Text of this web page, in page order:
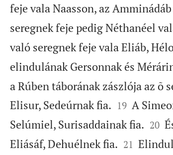
feje vala Naasson, az
seregnek feje pedig Néthanéel
való seregnek feje vala Eliáb,
elindulának Gersonnak és
a Rúben táborának zászlója az õ
Elisur, Sedeúrnak fia.
19 A
Selúmiel, Surisaddainak fia.
20
Eliásáf, Dehuélnek fia.
21